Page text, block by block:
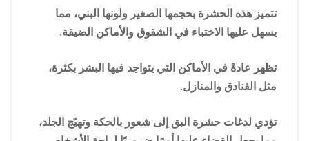
تتميز هذه الحشرة بحجمها الصغير ولونها البني، مما
يسهل عليها الاختباء في الشقوق والأماكن الضيقة.
تظهر عادةً في الأماكن التي يتواجد فيها البشر بكثرة،
مثل الفنادق والمنازل.
تؤدي لدغات حشرة البق إلى شعور بالحكة وتهيّج الجلد،